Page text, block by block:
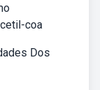
coa
Dos